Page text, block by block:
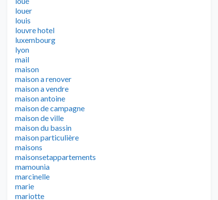
louer
louis
louvre hotel
luxembourg
lyon
mail
maison
maison a renover
maison a vendre
maison antoine
maison de campagne
maison de ville
maison du bassin
maison particulière
maisons
maisonsetappartements
mamounia
marcinelle
marie
mariotte